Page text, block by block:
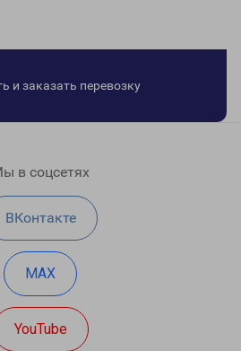
и заказать перевозку
в соцсетях
ВКонтакте
MAX
YouTube